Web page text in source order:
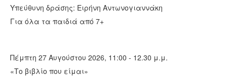
Υπεύθυνη δράσης: Ειρήνη Αντωνογιαννάκη
Για όλα τα παιδιά από 7+
Πέμπτη 27 Αυγούστου 2026, 11:00 - 12.30 μ.μ.
«Το βιβλίο που είμαι»